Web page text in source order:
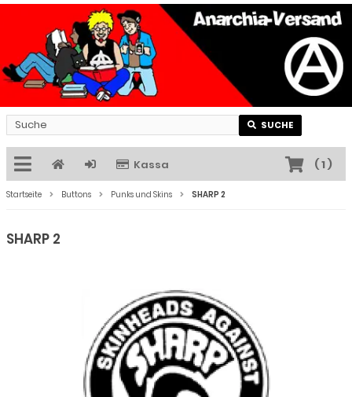
SUCHE
Kassa (1)
Startseite Buttons Punks und Skins SHARP 2
SHARP 2